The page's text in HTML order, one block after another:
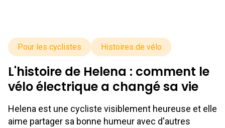
Pour les cyclistes Histoires de vélo
L'histoire de Helena : comment le
vélo électrique a changé sa vie
Helena est une cycliste visiblement heureuse et elle
aime partager sa bonne humeur avec d'autres